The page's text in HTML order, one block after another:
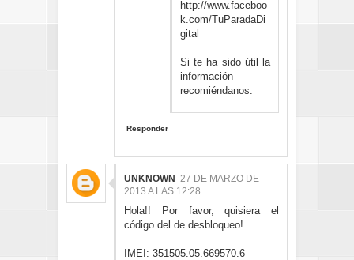
http://www.faceboo
k.com/TuParadaDi
gital
Si te ha sido útil la
información
recomiéndanos.
Responder
UNKNOWN 27 DE MARZO DE
2013 A LAS 12:28
Hola!! Por favor, quisiera el
código del de desbloqueo!
IMEI: 351505.05.669570.6